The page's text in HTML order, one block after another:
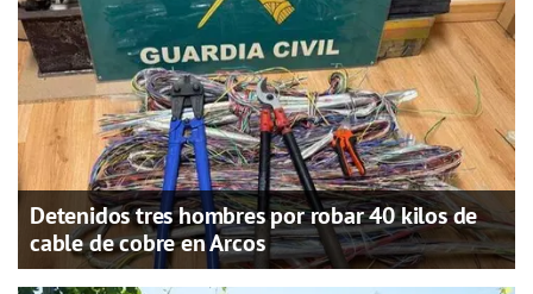
Detenidos tres hombres por robar 40 kilos de
cable de cobre en Arcos